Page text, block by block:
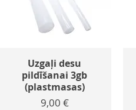
Uzgaļi desu
pildīšanai 3gb
(plastmasas)
Cena
9,00 €